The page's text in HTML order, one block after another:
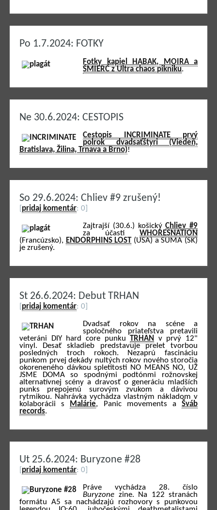
Po 1.7.2024: FOTKY
Fotky kapiel HABAK, MOIRA a
ŚMIERĆ z Ultra chaos pikniku.
Ne 30.6.2024: CESTOPIS
Cestopis INCRIMINATE prvý
polrok dvadsaťštyri (Viedeň,
Bratislava, Žilina, Trnava a Brno)!
So 29.6.2024: Chliev #9 zrušený!
pridaj komentár: 0]
Zajtrajší (30.6.) košickýChliev #9
za účasti WHORESNATION
(Francúzsko), ENDORPHINS LOST(USA) a SUMA (SK)
je zrušený.
St 26.6.2024: Debut TRHAN
pridaj komentár: 0]
Dvadsať rokov na scéne a
spoločného priateľstva pretavili
veteráni DIY hard core punkuTRHAN v prvý 12"
vinyl. Desať skladieb predstavuje prelet tvorbou
posledných troch rokoch. Nezaprú fascináciu
punkom prvej dekády nultých rokov nového storočia
okoreneného dávkou spletitosti NO MEANS NO, UŽ
JSME DOMA so spodnými podtónmi rožnovskej
alternatívnej scény a dravosť o generáciu mladších
punks prepojenú surovým zvukom a dávivou
rytmikou. Nahrávka vychádza vlastným nákladom v
kolaborácii s Malárie, Panic movements aŠváb
records.
Ut 25.6.2024: Buryzone #28
pridaj komentár: 0]
Práve vychádza 28. číslo
Buryzone zine. Na 122 stranách
formátu A5 sa nachádzajú rozhovory s punkovou